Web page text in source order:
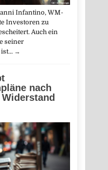
Infantino, WM-
Investoren zu
Auch ein
seiner
ist… →
nach